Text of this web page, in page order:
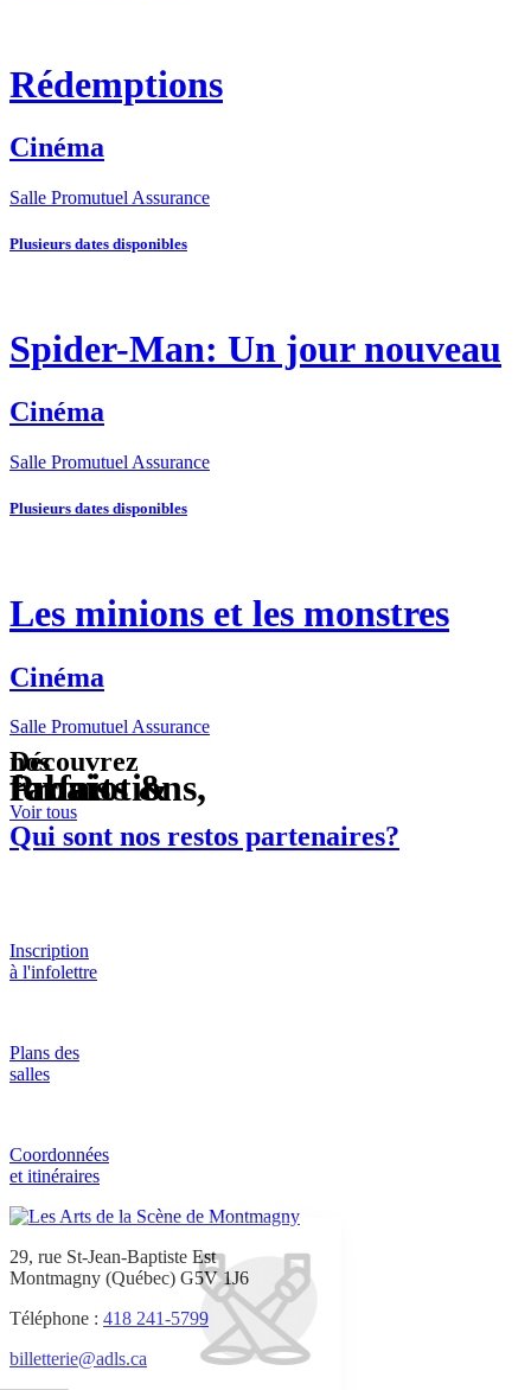
Rédemptions
Cinéma
Salle Promutuel Assurance
Plusieurs dates disponibles
Spider-Man: Un jour nouveau
Cinéma
Salle Promutuel Assurance
Plusieurs dates disponibles
Les minions et les monstres
Cinéma
Salle Promutuel Assurance
Découvrez
nos
Promotions,
forfaits &
rabais
Voir tous
Qui sont nos restos partenaires?
Inscription
à l'infolettre
Plans des
salles
Coordonnées
et itinéraires
29, rue St-Jean-Baptiste Est
Montmagny (Québec) G5V 1J6
Téléphone : 418 241-5799
billetterie@adls.ca